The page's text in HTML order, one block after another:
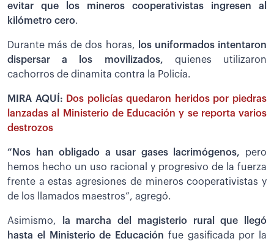
evitar que los mineros cooperativistas ingresen al
kilómetro cero.
Durante más de dos horas,
los uniformados intentaron
dispersar a los movilizados, quienes utilizaron
cachorros de dinamita contra la Policía.
MIRA AQUÍ: Dos policías quedaron heridos por piedras
lanzadas al Ministerio de Educación y se reporta varios
destrozos
“Nos han obligado a usar gases lacrimógenos, pero
hemos hecho un uso racional y progresivo de la fuerza
frente a estas agresiones de mineros cooperativistas y
de los llamados maestros”, agregó.
Asimismo,
la marcha del magisterio rural que llegó
hasta el Ministerio de Educación fue gasificada por la